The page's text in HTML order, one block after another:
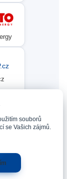
souborů
se Vašich zájmů.